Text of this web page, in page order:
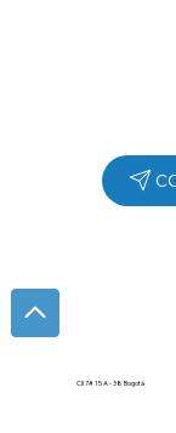
Cll 7# 15 A - 38 Bogotá